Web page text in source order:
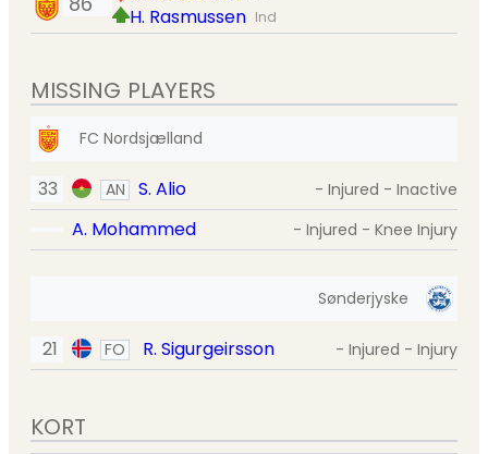
Ind
H. Rasmussen
MISSING PLAYERS
FC Nordsjælland
33 AN S. Alio - Injured - Inactive
A. Mohammed - Injured - Knee Injury
Sønderjyske
21 FO R. Sigurgeirsson - Injured - Injury
KORT